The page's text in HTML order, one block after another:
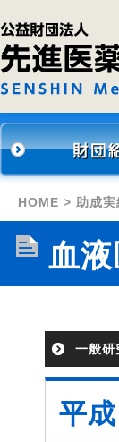
HOME > 助成実
血
一般研
平